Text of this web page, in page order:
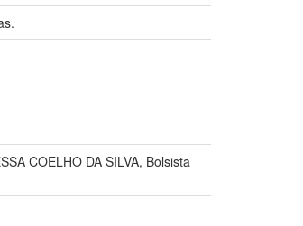
COELHO DA SILVA, Bolsista